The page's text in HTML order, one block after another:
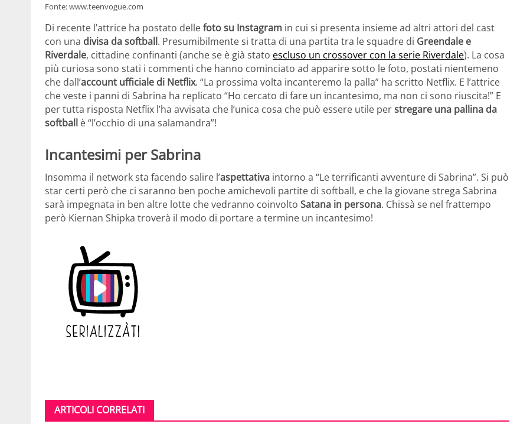
Fonte: www.teenvogue.com
Di recente l’attrice ha postato dellefoto su Instagram in cui si presenta insieme ad altri attori del cast
con una divisa da softball. Presumibilmente si tratta di una partita tra le squadre di Greendale e
Riverdale, cittadine confinanti (anche se è già stato escluso un crossover con la serie Riverdale). La cosa
più curiosa sono stati i commenti che hanno cominciato ad apparire sotto le foto, postati nientemeno
che dall’account ufficiale di Netflix. “La prossima volta incanteremo la palla” ha scritto Netflix. E l’attrice
che veste i panni di Sabrina ha replicato “Ho cercato di fare un incantesimo, ma non ci sono riuscita!” E
per tutta risposta Netflix l’ha avvisata che l’unica cosa che può essere utile perstregare una pallina da
softball è “l’occhio di una salamandra”!
Incantesimi per Sabrina
Insomma il network sta facendo salire l’aspettativa intorno a “Le terrificanti avventure di Sabrina”. Si può
star certi però che ci saranno ben poche amichevoli partite di softball, e che la giovane strega Sabrina
sarà impegnata in ben altre lotte che vedranno coinvolto Satana in persona. Chissà se nel frattempo
però Kiernan Shipka troverà il modo di portare a termine un incantesimo!
ARTICOLI CORRELATI